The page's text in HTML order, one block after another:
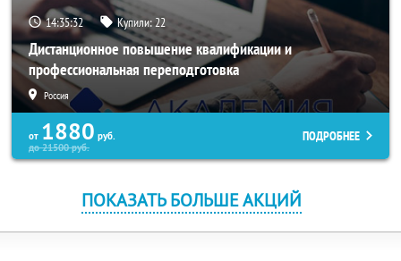
14:35:29 Купили:22
Дистанционное повышение квалификации и
профессиональная переподготовка
Россия
от 1880 руб.
до21500руб.
ПОДРОБНЕЕ
ПОКАЗАТЬ БОЛЬШЕ АКЦИЙ